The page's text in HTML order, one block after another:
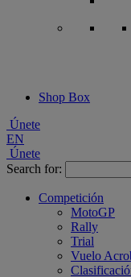
Shop Box
Únete
EN
Únete
Search for:
Competición
MotoGP
Rally
Trial
Vuelo